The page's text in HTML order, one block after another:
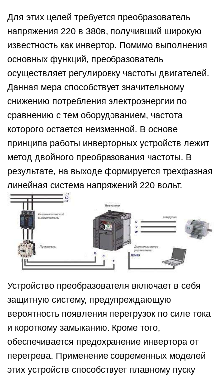
Для этих целей требуется преобразователь
напряжения 220 в 380в, получивший широкую
известность как инвертор. Помимо выполнения
основных функций, преобразователь
осуществляет регулировку частоты двигателей.
Данная мера способствует значительному
снижению потребления электроэнергии по
сравнению с тем оборудованием, частота
которого остается неизменной. В основе
принципа работы инверторных устройств лежит
метод двойного преобразования частоты. В
результате, на выходе формируется трехфазная
линейная система напряжений 220 вольт.
Устройство преобразователя включает в себя
защитную систему, предупреждающую
вероятность появления перегрузок по силе тока
и короткому замыканию. Кроме того,
обеспечивается предохранение инвертора от
перегрева. Применение современных моделей
этих устройств способствует плавному пуску